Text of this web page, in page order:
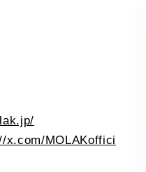
x.com/MOLAKoffici